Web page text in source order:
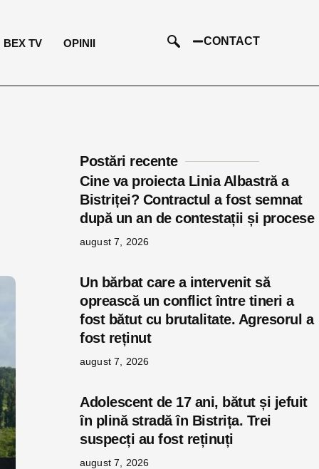
BEX TV OPINII CONTACT
Postări recente
Cine va proiecta Linia Albastră a
Bistriței? Contractul a fost semnat
după un an de contestații și procese
august 7, 2026
Un bărbat care a intervenit să
oprească un conflict între tineri a
fost bătut cu brutalitate. Agresorul a
fost reținut
august 7, 2026
Adolescent de 17 ani, bătut și jefuit
în plină stradă în Bistrița. Trei
suspecți au fost reținuți
august 7, 2026